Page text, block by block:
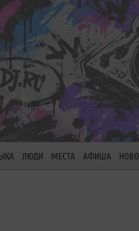
ЛЮДИ МЕСТА АФИША